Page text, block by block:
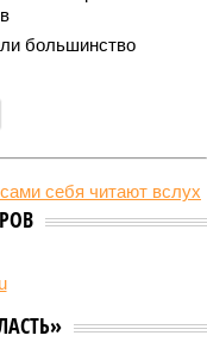
Петербурга по
детей зачислено
превышает
из них получила